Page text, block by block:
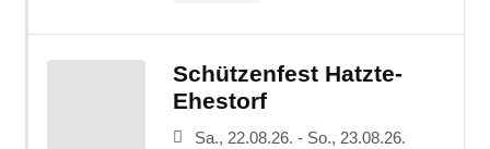
Schützenfest Hatzte-
Ehestorf
Sa., 22.08.26. - So., 23.08.26.